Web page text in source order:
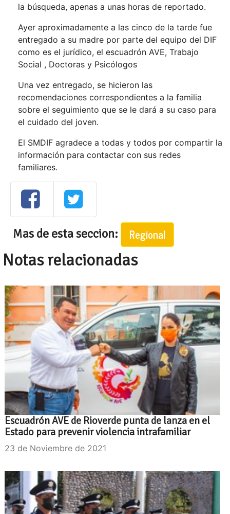
la búsqueda, apenas a unas horas de reportado.
Ayer aproximadamente a las cinco de la tarde fue
entregado a su madre por parte del equipo del DIF
como es el jurídico, el escuadrón AVE, Trabajo
Social , Doctoras y Psicólogos
Una vez entregado, se hicieron las
recomendaciones correspondientes a la familia
sobre el seguimiento que se le dará a su caso para
el cuidado del joven.
El SMDIF agradece a todas y todos por compartir la
información para contactar con sus redes
familiares.
Mas de esta seccion: Regional
Notas relacionadas
Escuadrón AVE de Rioverde punta de lanza en el
Estado para prevenir violencia intrafamiliar
23 de Noviembre de 2021